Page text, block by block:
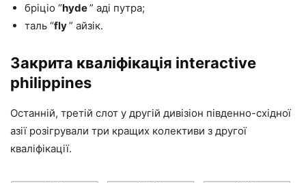
бріціо “hyde” аді путра;
таль “fly” айзік.
Закрита кваліфікація interactive
philippines
Останній, третій слот у другій дивізіон південно-східної
азії розігрували три кращих колективи з другої
кваліфікації.